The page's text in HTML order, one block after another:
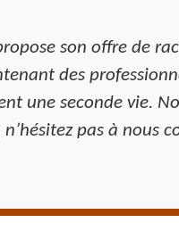
son offre de
des
une seconde vie.
pas à nous